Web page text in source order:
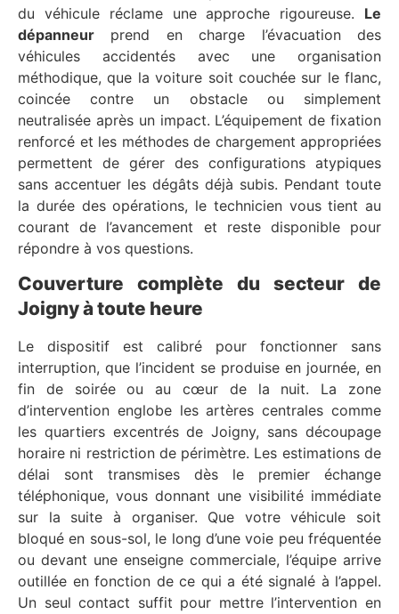
du véhicule réclame une approche rigoureuse. Le
dépanneur prend en charge l’évacuation des
véhicules accidentés avec une organisation
méthodique, que la voiture soit couchée sur le flanc,
coincée contre un obstacle ou simplement
neutralisée après un impact. L’équipement de fixation
renforcé et les méthodes de chargement appropriées
permettent de gérer des configurations atypiques
sans accentuer les dégâts déjà subis. Pendant toute
la durée des opérations, le technicien vous tient au
courant de l’avancement et reste disponible pour
répondre à vos questions.
Couverture complète du secteur de
Joigny à toute heure
Le dispositif est calibré pour fonctionner sans
interruption, que l’incident se produise en journée, en
fin de soirée ou au cœur de la nuit. La zone
d’intervention englobe les artères centrales comme
les quartiers excentrés de Joigny, sans découpage
horaire ni restriction de périmètre. Les estimations de
délai sont transmises dès le premier échange
téléphonique, vous donnant une visibilité immédiate
sur la suite à organiser. Que votre véhicule soit
bloqué en sous-sol, le long d’une voie peu fréquentée
ou devant une enseigne commerciale, l’équipe arrive
outillée en fonction de ce qui a été signalé à l’appel.
Un seul contact suffit pour mettre l’intervention en